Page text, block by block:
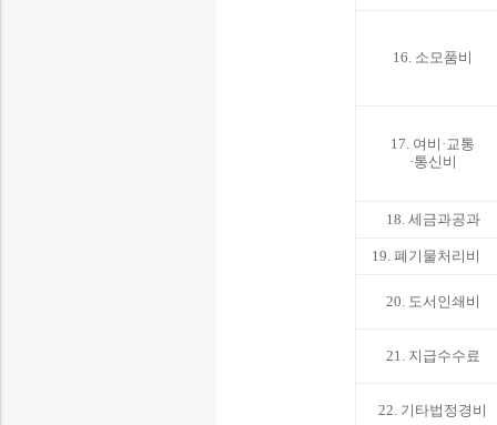
16. 소모품비
17. 여비·교통
·통신비
18. 세금과공과
19. 폐기물처리비
20. 도서인쇄비
21. 지급수수료
22. 기타법정경비